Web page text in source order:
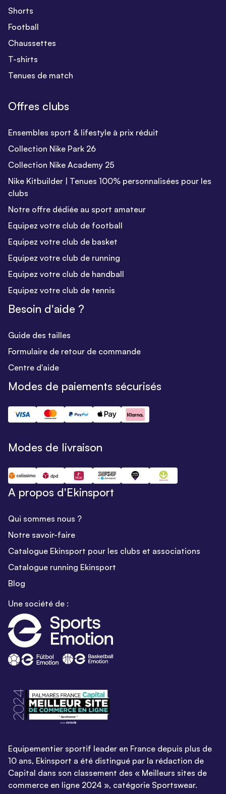
Shorts
Football
Chaussettes
T-shirts
Tenues de match
Offres clubs
Ensembles sport & lifestyle à prix réduit
Collection Nike Park 26
Collection Nike Academy 25
Nike Kitbuilder | Tenues 100% personnalisées pour les
clubs
Notre offre dédiée au sport amateur
Equipez votre club de football
Equipez votre club de basket
Equipez votre club de running
Equipez votre club de handball
Equipez votre club de tennis
Besoin d'aide ?
Guide des tailles
Formulaire de retour de commande
Centre d'aide
Modes de paiements sécurisés
Modes de livraison
A propos d'Ekinsport
Qui sommes nous ?
Notre savoir-faire
Catalogue Ekinsport pour les clubs et associations
Catalogue running Ekinsport
Blog
Une société de :
Equipementier sportif leader en France depuis plus de
10 ans, Ekinsport a été distingué par la rédaction de
Capital dans son classement des « Meilleurs sites de
commerce en ligne 2024 », catégorie Sportswear.